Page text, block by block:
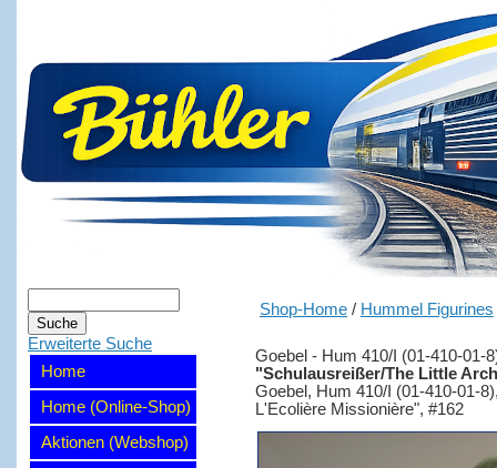
Erweiterte Suche
Home
Home (Online-Shop)
Aktionen (Webshop)
Shop-Home / Hummel Figurines
Goebel - Hum 410/I (01-410-01-
"Schulausreißer/The Little
Goebel, Hum 410/I (01-410-01-
L'Ecolière Missionière", #162